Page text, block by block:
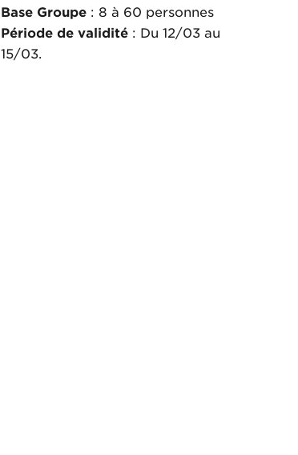
Base Groupe : 8 à 60 personnes
Période de validité : Du 12/03 au
15/03.